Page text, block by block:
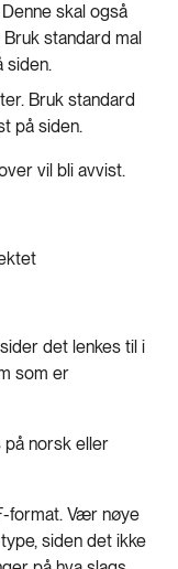
skal også
standard mal
siden.
Bruk standard
på siden.
vil bli avvist.
det lenkes til i
som er
på norsk eller
format. Vær nøye
siden det ikke